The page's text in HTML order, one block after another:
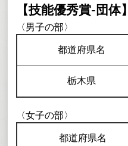
【技能優秀賞-団体】
〈男子の部〉
都道府県名
栃木県
〈女子の部〉
都道府県名